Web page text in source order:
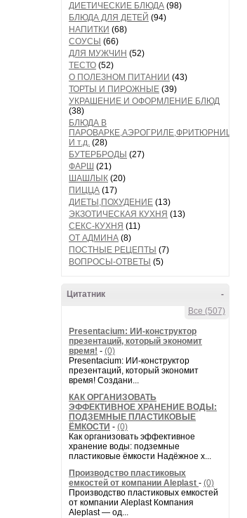
ДИЕТИЧЕСКИЕ БЛЮДА (98)
БЛЮДА ДЛЯ ДЕТЕЙ (94)
НАПИТКИ (68)
СОУСЫ (66)
ДЛЯ МУЖЧИН (52)
ТЕСТО (52)
О ПОЛЕЗНОМ ПИТАНИИ (43)
ТОРТЫ И ПИРОЖНЫЕ (39)
УКРАШЕНИЕ И ОФОРМЛЕНИЕ БЛЮД
(38)
БЛЮДА В
ПАРОВАРКЕ,АЭРОГРИЛЕ,ФРИТЮРНИЦЕ
И т.д. (28)
БУТЕРБРОДЫ (27)
ФАРШ (21)
ШАШЛЫК (20)
ПИЦЦА (17)
ДИЕТЫ,ПОХУДЕНИЕ (13)
ЭКЗОТИЧЕСКАЯ КУХНЯ (13)
СЕКС-КУХНЯ (11)
ОТ АДМИНА (8)
ПОСТНЫЕ РЕЦЕПТЫ (7)
ВОПРОСЫ-ОТВЕТЫ (5)
-
Цитатник
Все (507)
Presentacium: ИИ‑конструктор
презентаций, который экономит
время! - (0)
Presentacium: ИИ‑конструктор
презентаций, который экономит
время! Создани...
КАК ОРГАНИЗОВАТЬ
ЭФФЕКТИВНОЕ ХРАНЕНИЕ ВОДЫ:
ПОДЗЕМНЫЕ ПЛАСТИКОВЫЕ
ЁМКОСТИ - (0)
Как организовать эффективное
хранение воды: подземные
пластиковые ёмкости Надёжное х...
Производство пластиковых
емкостей от компании Aleplast - (0)
Производство пластиковых емкостей
от компании Aleplast Компания
Aleplast — од...